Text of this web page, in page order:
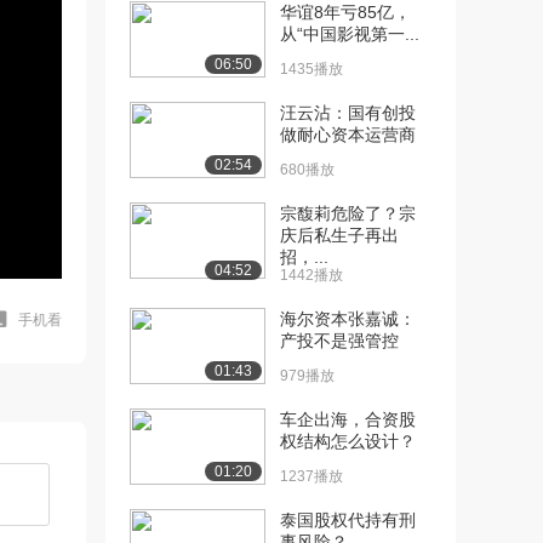
手机看
06:50
华谊8年亏85亿，
从“中国影视第一...
1435播放
02:54
汪云沾：国有创投
做耐心资本运营商
680播放
04:52
宗馥莉危险了？宗
庆后私生子再出
招，...
1442播放
01:43
海尔资本张嘉诚：
产投不是强管控
979播放
01:20
车企出海，合资股
权结构怎么设计？
1237播放
泰国股权代持有刑